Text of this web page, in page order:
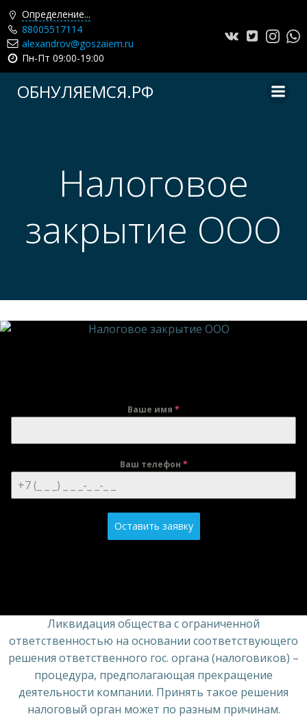
Определение...
88005517114
alexandrov@goszaiem.ru
Пн-Пт 09:00-19:00
ОБНУЛЯЕМСЯ.РФ
Налоговое
закрытие ООО
Ваше имя *
Ваш телефон *
Оставить заявку
Ликвидация общества с ограниченной
ответственностью на основании соответствующего
решения ответственного гос. органа (налоговиков) –
процедура, предполагающая прекращение
деятельности компании. Принять такое решения
налоговый орган может по разным причинам.